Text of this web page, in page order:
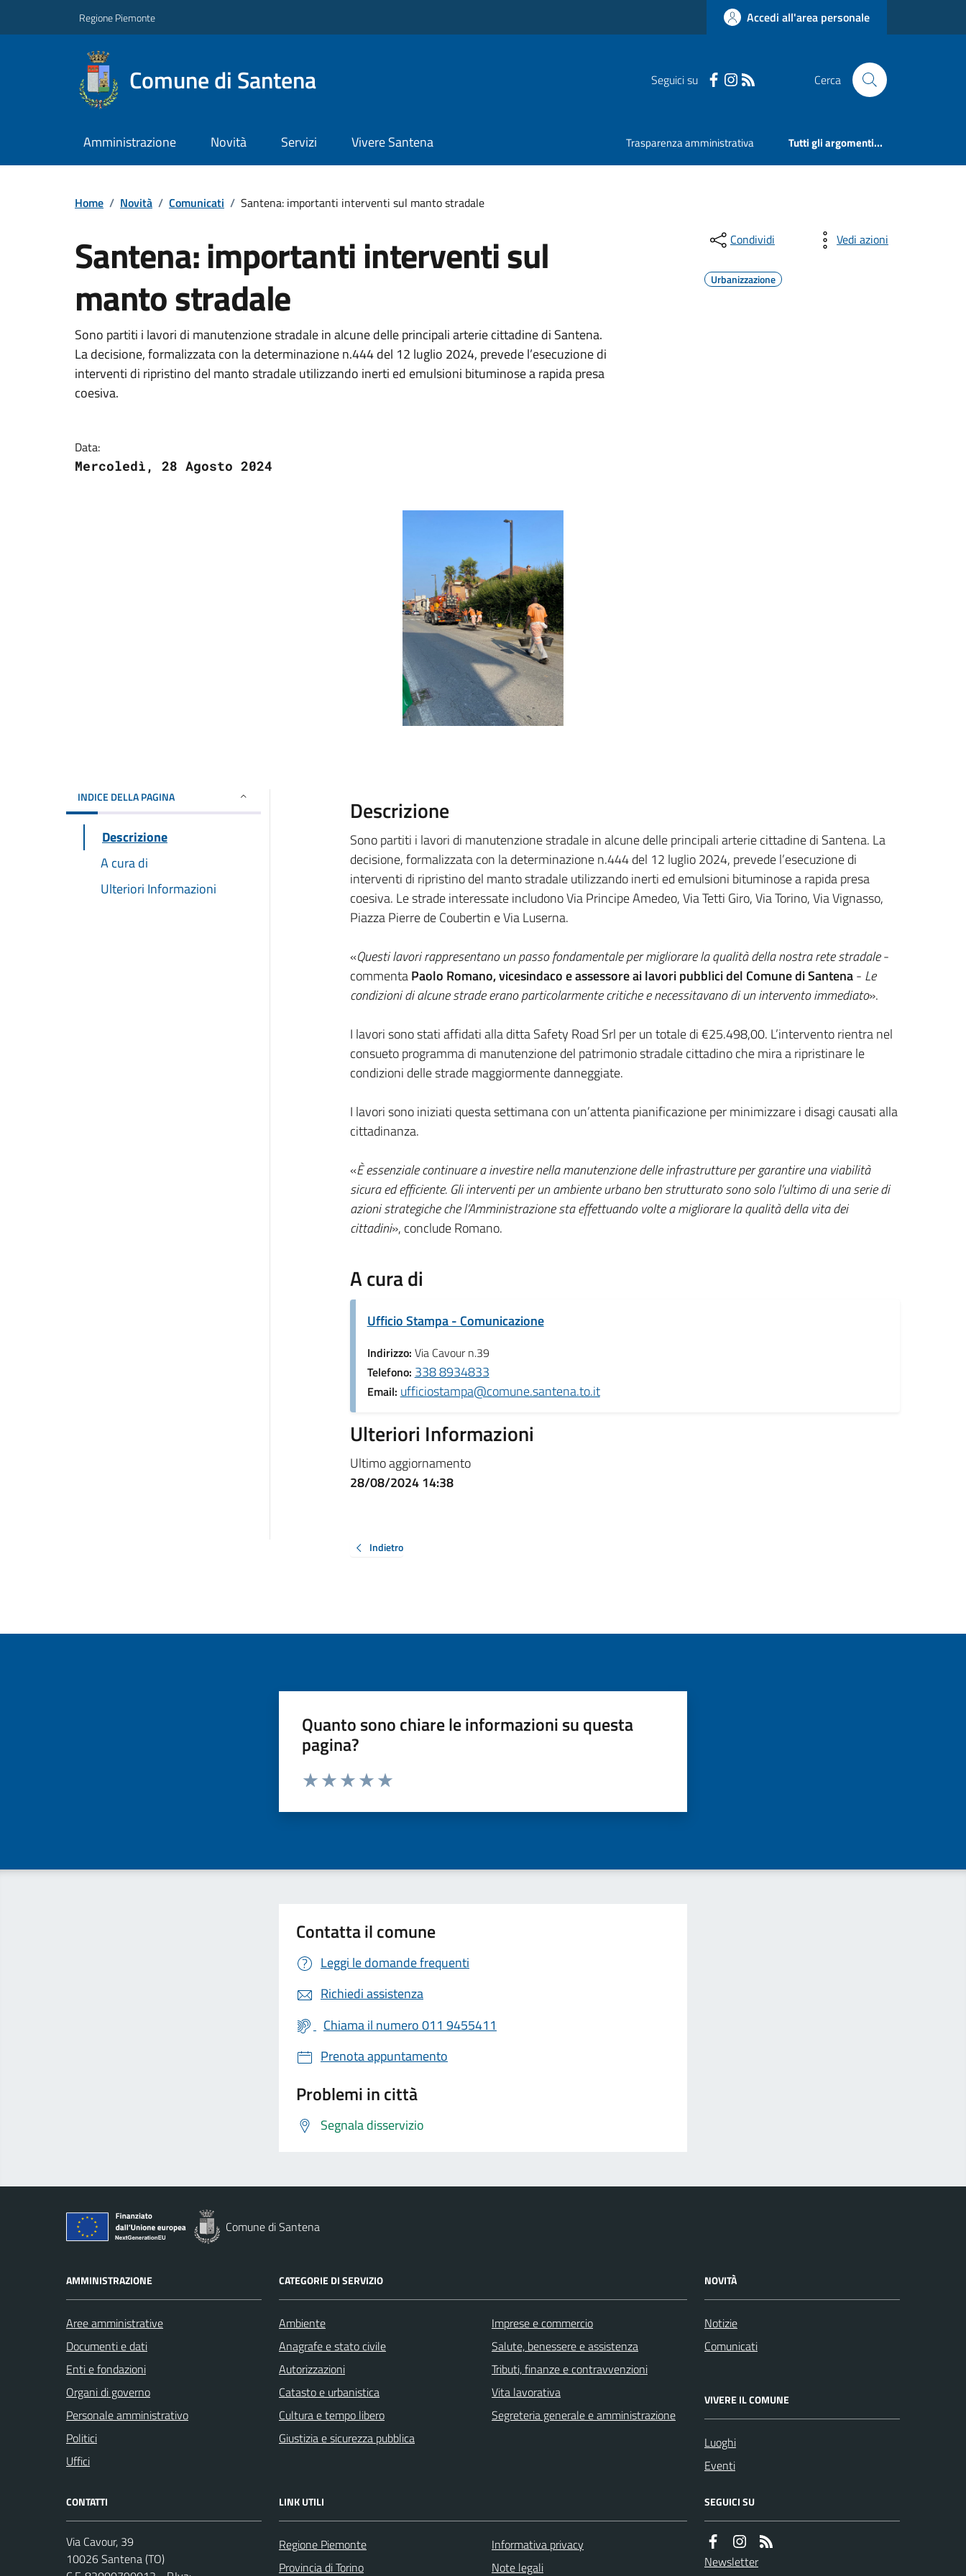
Regione Piemonte Accedi all'area personale
Comune di Santena Seguici su Cerca
Amministrazione Novità Servizi Vivere Santena Trasparenza amministrativa Tutti gli argomenti...
Home / Novità / Comunicati / Santena: importanti interventi sul manto stradale
Santena: importanti interventi sul
manto stradale
Sono partiti i lavori di manutenzione stradale in alcune delle principali arterie cittadine di Santena.
La decisione, formalizzata con la determinazione n.444 del 12 luglio 2024, prevede l’esecuzione di
interventi di ripristino del manto stradale utilizzando inerti ed emulsioni bituminose a rapida presa
coesiva.
Data:
Mercoledì, 28 Agosto 2024
Condividi Vedi azioni
Urbanizzazione
INDICE DELLA PAGINA
Descrizione
A cura di
Ulteriori Informazioni
Descrizione
Sono partiti i lavori di manutenzione stradale in alcune delle principali arterie cittadine di Santena. La
decisione, formalizzata con la determinazione n.444 del 12 luglio 2024, prevede l’esecuzione di
interventi di ripristino del manto stradale utilizzando inerti ed emulsioni bituminose a rapida presa
coesiva. Le strade interessate includono Via Principe Amedeo, Via Tetti Giro, Via Torino, Via Vignasso,
Piazza Pierre de Coubertin e Via Luserna.
«Questi lavori rappresentano un passo fondamentale per migliorare la qualità della nostra rete stradale-
commentaPaolo Romano, vicesindaco e assessore ai lavori pubblici del Comune di Santena- Le
condizioni di alcune strade erano particolarmente critiche e necessitavano di un intervento immediato».
I lavori sono stati affidati alla ditta Safety Road Srl per un totale di €25.498,00. L’intervento rientra nel
consueto programma di manutenzione del patrimonio stradale cittadino che mira a ripristinare le
condizioni delle strade maggiormente danneggiate.
I lavori sono iniziati questa settimana con un’attenta pianificazione per minimizzare i disagi causati alla
cittadinanza.
«È essenziale continuare a investire nella manutenzione delle infrastrutture per garantire una viabilità
sicura ed efficiente. Gli interventi per un ambiente urbano ben strutturato sono solo l’ultimo di una serie di
azioni strategiche che l’Amministrazione sta effettuando volte a migliorare la qualità della vita dei
cittadini», conclude Romano.
A cura di
Ufficio Stampa - Comunicazione
Indirizzo: Via Cavour n.39
Telefono: 338 8934833
Email: ufficiostampa@comune.santena.to.it
Ulteriori Informazioni
Ultimo aggiornamento
28/08/2024 14:38
Indietro
Quanto sono chiare le informazioni su questa
pagina?
Valuta da 1 a 5 stelle la pagina
Contatta il comune
Leggi le domande frequenti
Richiedi assistenza
Chiama il numero 011 9455411
Prenota appuntamento
Problemi in città
Segnala disservizio
Comune di Santena
AMMINISTRAZIONE
Aree amministrative
Documenti e dati
Enti e fondazioni
Organi di governo
Personale amministrativo
Politici
Uffici
CATEGORIE DI SERVIZIO
Ambiente
Anagrafe e stato civile
Autorizzazioni
Catasto e urbanistica
Cultura e tempo libero
Giustizia e sicurezza pubblica
Imprese e commercio
Salute, benessere e assistenza
Tributi, finanze e contravvenzioni
Vita lavorativa
Segreteria generale e amministrazione
NOVITÀ
Notizie
Comunicati
VIVERE IL COMUNE
Luoghi
Eventi
CONTATTI
Via Cavour, 39
10026 Santena (TO)
LINK UTILI
Regione Piemonte
Provincia di Torino
Informativa privacy
Note legali
SEGUICI SU
Newsletter